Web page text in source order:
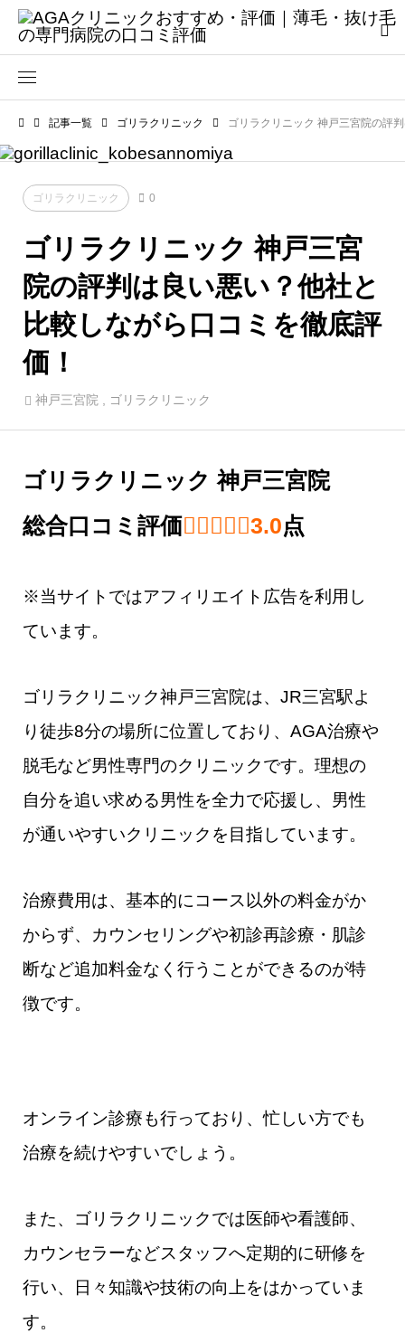
記事一覧 ゴリラクリニック ゴリラクリニック 神戸三宮院の評
ゴリラクリニック 0
ゴリラクリニック 神戸三宮
院の評判は良い悪い？他社と
比較しながら口コミを徹底評
価！
神戸三宮院 , ゴリラクリニック
ゴリラクリニック 神戸三宮院
総合口コミ評価
3.0 out of 5.0
3.0点
※当サイトではアフィリエイト広告を利用し
ています。
ゴリラクリニック神戸三宮院は、JR三宮駅よ
り徒歩8分の場所に位置しており、AGA治療や
脱毛など男性専門のクリニックです。理想の
自分を追い求める男性を全力で応援し、男性
が通いやすいクリニックを目指しています。
治療費用は、基本的にコース以外の料金がか
からず、カウンセリングや初診再診療・肌診
断など追加料金なく行うことができるのが特
徴です。
オンライン診療も行っており、忙しい方でも
治療を続けやすいでしょう。
また、ゴリラクリニックでは医師や看護師、
カウンセラーなどスタッフへ定期的に研修を
行い、日々知識や技術の向上をはかっていま
す。